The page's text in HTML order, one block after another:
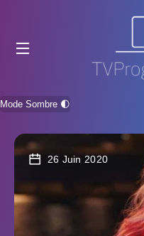
Mode Sombre 🌓
26 Juin 2020